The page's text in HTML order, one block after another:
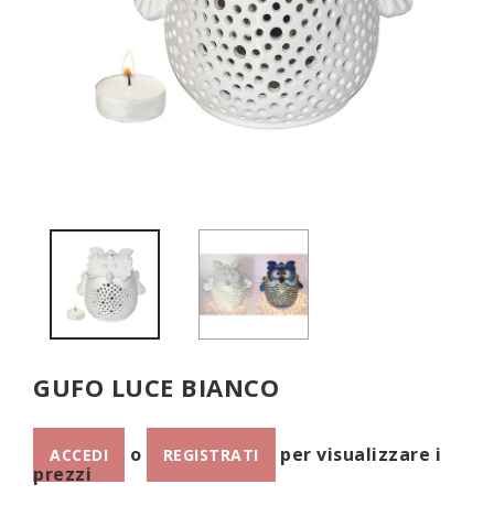
GUFO LUCE BIANCO
ACCEDI o REGISTRATI
per visualizzare i
prezzi